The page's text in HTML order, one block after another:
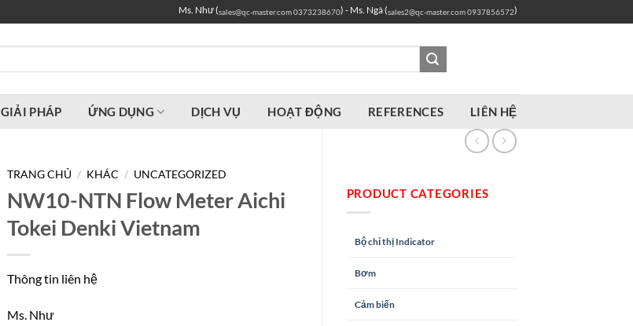
Ms. Như (sales@qc-master.com0373238670) - Ms. Ngà (sales2@qc-master.com0937856572)
GIẢI PHÁP ỨNG DỤNG DỊCH VỤ HOẠT ĐỘNG REFERENCES LIÊN HỆ
PRODUCT CATEGORIES
Bộ chỉ thị Indicator
Bơm
Cảm biến
TRANG CHỦ / KHÁC / UNCATEGORIZED
NW10-NTN Flow Meter Aichi
Tokei Denki Vietnam
Thông tin liên hệ
Ms. Như